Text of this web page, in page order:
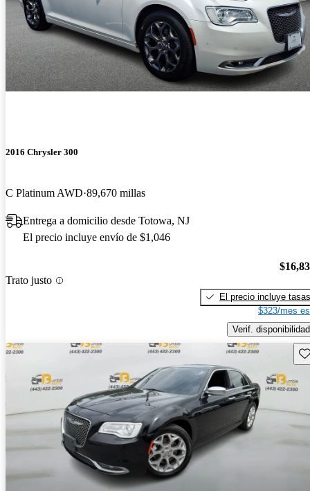
2016 Chrysler 300
C Platinum AWD 89,670 millas
Entrega a domicilio desde Totowa, NJ
El precio incluye envío de $1,046
Trato justo
El precio incluye tasas
$323/mes
Verif. disponibilidad